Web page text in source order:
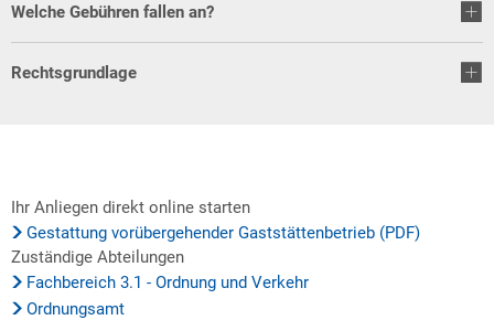
Welche Gebühren fallen an?
Rechtsgrundlage
Ihr Anliegen direkt online starten
Gestattung vorübergehender Gaststättenbetrieb (PDF)
Zuständige Abteilungen
Fachbereich 3.1 - Ordnung und Verkehr
Ordnungsamt